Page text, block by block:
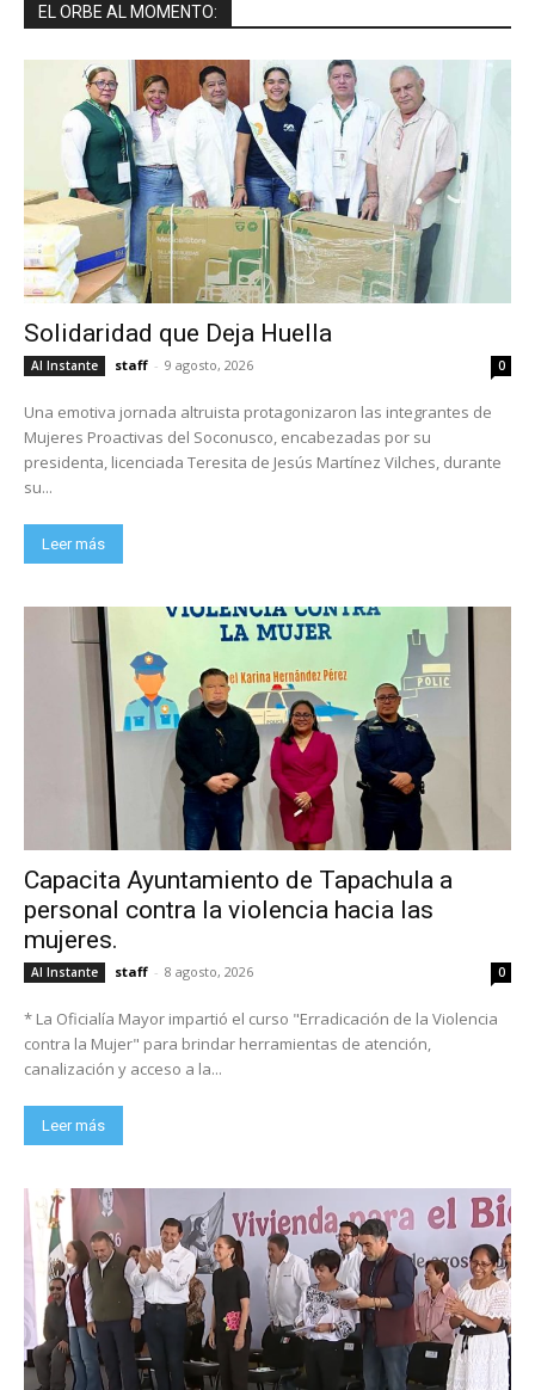
EL ORBE AL MOMENTO:
Solidaridad que Deja Huella
Al Instante staff - 9 agosto, 2026 0
Una emotiva jornada altruista protagonizaron las integrantes de
Mujeres Proactivas del Soconusco, encabezadas por su
presidenta, licenciada Teresita de Jesús Martínez Vilches, durante
su...
Leer más
Capacita Ayuntamiento de Tapachula a
personal contra la violencia hacia las
mujeres.
Al Instante staff - 8 agosto, 2026 0
* La Oficialía Mayor impartió el curso "Erradicación de la Violencia
contra la Mujer" para brindar herramientas de atención,
canalización y acceso a la...
Leer más